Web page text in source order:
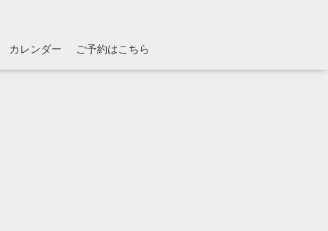
カレンダー ご予約はこちら